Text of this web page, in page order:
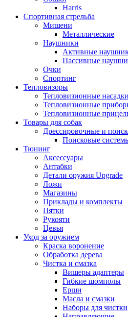
Harris
Спортивная стрельба
Мишени
Металлические
Наушники
Активные
Пассивные
Очки
Спортинг
Тепловизоры
Тепловизионные насадки
Тепловизионные
Тепловизионные
Товары для собак
Дрессировочные и
Поисковые
Тюнинг
Аксессуары
Антабки
Детали оружия Upgrade
Ложи
Магазины
Приклады и комплекты
Пятки
Рукояти
Цевья
Уход за оружием
Краска воронение
Обработка дерева
Чистка и смазка
Вишеры адаптеры
Гибкие шомполы
Ерши
Масла и смазки
Наборы для чистки